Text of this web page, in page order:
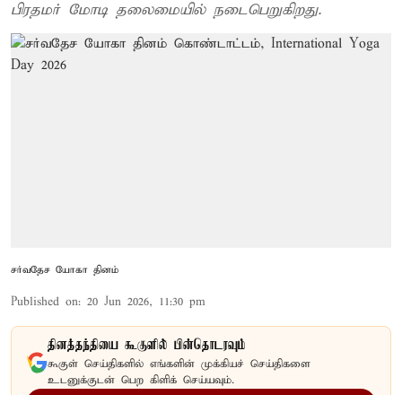
பிரதமர் மோடி தலைமையில் நடைபெறுகிறது.
சர்வதேச யோகா தினம்
Published on: 20 Jun 2026, 11:30 pm
தினத்தந்தியை கூகுளில் பின்தொடரவும்
கூகுள் செய்திகளில் எங்களின் முக்கியச் செய்திகளை
உடனுக்குடன் பெற கிளிக் செய்யவும்.